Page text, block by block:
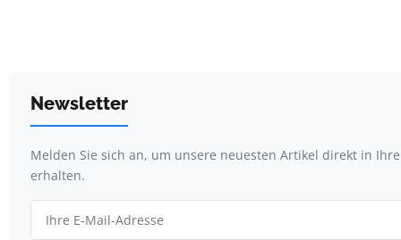
Newsletter
Melden Sie sich an, um unsere neuesten Artikel direkt in
erhalten.